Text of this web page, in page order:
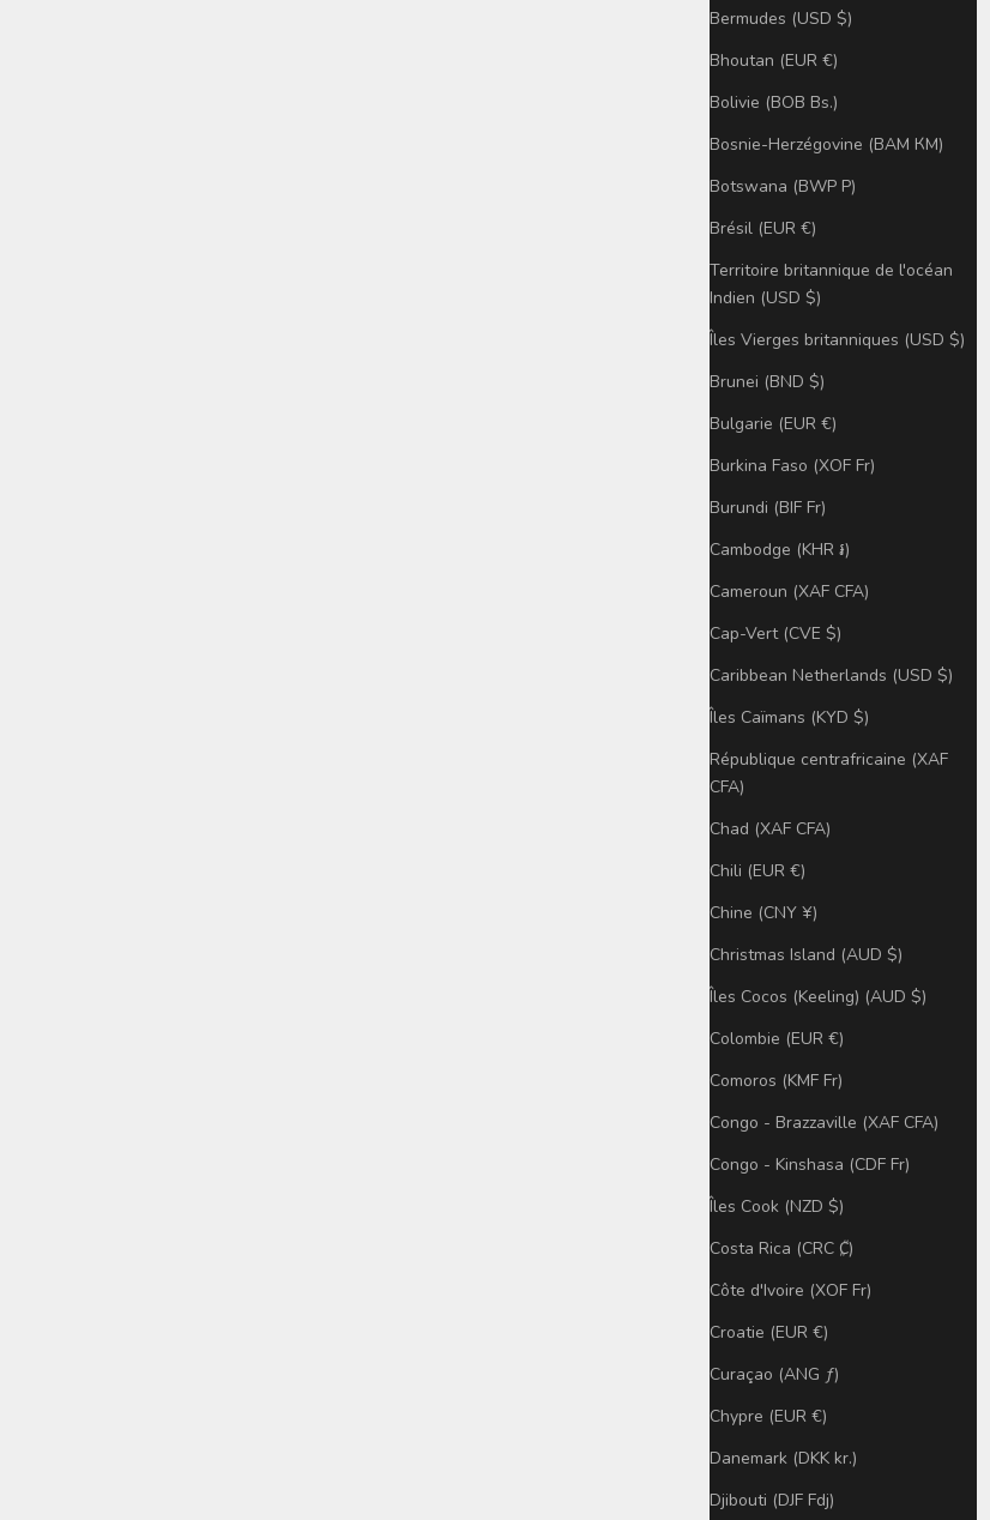
Bermudes (USD $)
Bhoutan (EUR €)
Bolivie (BOB Bs.)
Bosnie-Herzégovine (BAM КМ)
Botswana (BWP P)
Brésil (EUR €)
Territoire britannique de l'océan
Indien (USD $)
Îles Vierges britanniques (USD $)
Brunei (BND $)
Bulgarie (EUR €)
Burkina Faso (XOF Fr)
Burundi (BIF Fr)
Cambodge (KHR ៛)
Cameroun (XAF CFA)
Cap-Vert (CVE $)
Caribbean Netherlands (USD $)
Îles Caïmans (KYD $)
République centrafricaine (XAF
CFA)
Chad (XAF CFA)
Chili (EUR €)
Chine (CNY ¥)
Christmas Island (AUD $)
Îles Cocos (Keeling) (AUD $)
Colombie (EUR €)
Comoros (KMF Fr)
Congo - Brazzaville (XAF CFA)
Congo - Kinshasa (CDF Fr)
Îles Cook (NZD $)
Costa Rica (CRC ₡)
Côte d'Ivoire (XOF Fr)
Croatie (EUR €)
Curaçao (ANG ƒ)
Chypre (EUR €)
Danemark (DKK kr.)
Djibouti (DJF Fdj)